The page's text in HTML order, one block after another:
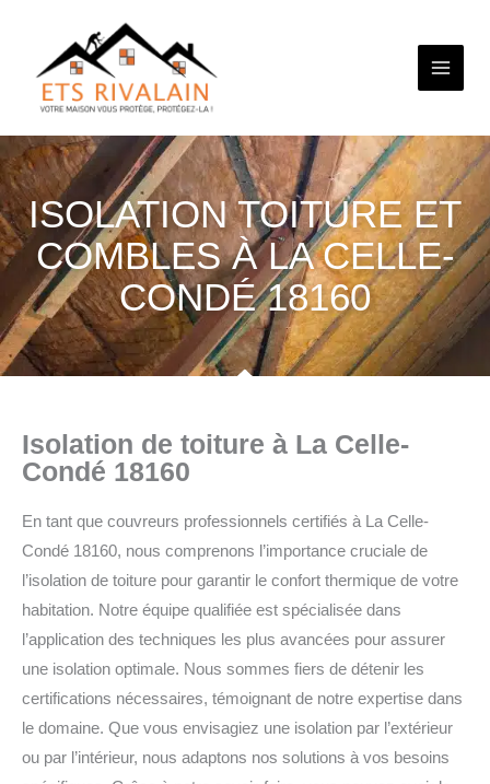
contenu
ISOLATION TOITURE ET
COMBLES À LA CELLE-
CONDÉ 18160
Isolation de toiture à La Celle-
Condé 18160
En tant que couvreurs professionnels certifiés à La Celle-
Condé 18160, nous comprenons l’importance cruciale de
l’isolation de toiture pour garantir le confort thermique de votre
habitation. Notre équipe qualifiée est spécialisée dans
l’application des techniques les plus avancées pour assurer
une isolation optimale. Nous sommes fiers de détenir les
certifications nécessaires, témoignant de notre expertise dans
le domaine. Que vous envisagiez une isolation par l’extérieur
ou par l’intérieur, nous adaptons nos solutions à vos besoins